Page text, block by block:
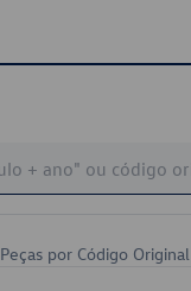
Peças por Código Original